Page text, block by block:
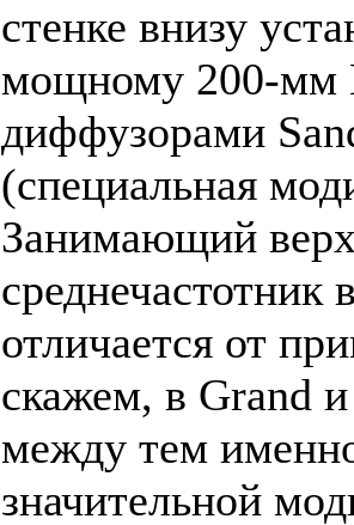
стенке внизу
мощному 200-мм
диффузорами
(специальная
Занимающий
отличается от
скажем, в Grand
между тем
значительной